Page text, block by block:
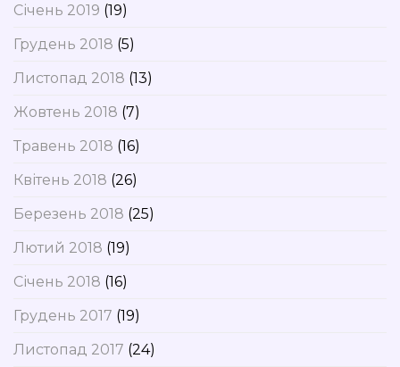
Січень 2019 (19)
Грудень 2018 (5)
Листопад 2018 (13)
Жовтень 2018 (7)
Травень 2018 (16)
Квітень 2018 (26)
Березень 2018 (25)
Лютий 2018 (19)
Січень 2018 (16)
Грудень 2017 (19)
Листопад 2017 (24)